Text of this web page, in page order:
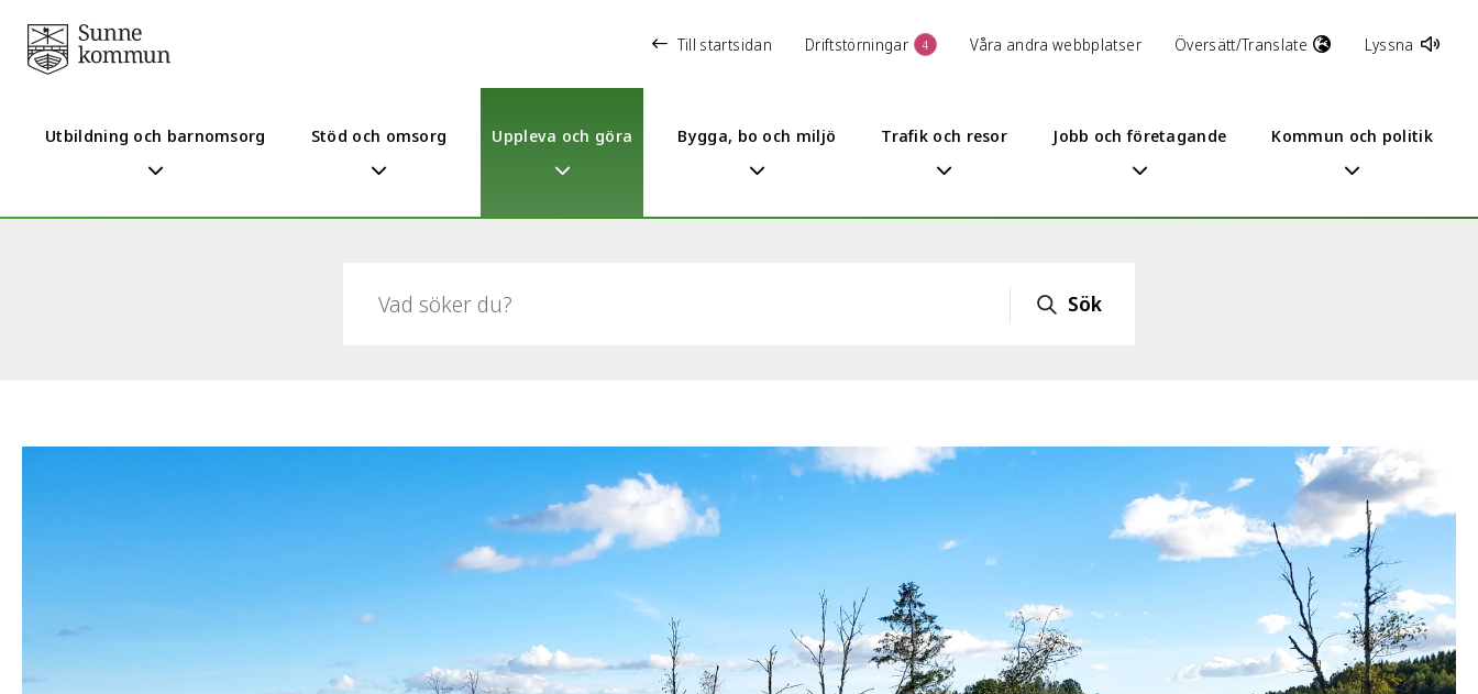
Till startsidan Driftstörningar 4 Våra andra webbplatser Översätt/Translate Lyssna
Utbildning och barnomsorg Stöd och omsorg Uppleva och göra Bygga, bo och miljö Trafik och resor Jobb och företagande Kommun och politik
Sök